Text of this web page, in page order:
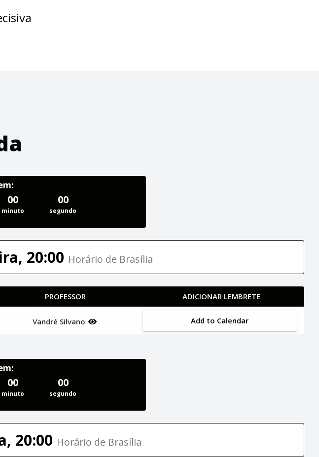
00
minuto
00
segundo
20:00 Horário de Brasília
PROFESSOR ADICIONAR LEMBRETE
Vandré Silvano Add to Calendar
00
minuto
00
segundo
20:00 Horário de Brasília